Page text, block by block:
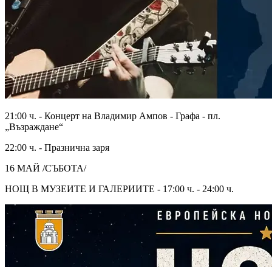
21:00 ч. - Концерт на Владимир Ампов - Графа - пл.
„Възраждане“
22:00 ч. - Празнична заря
16 МАЙ /СЪБОТА/
НОЩ В МУЗЕИТЕ И ГАЛЕРИИТЕ - 17:00 ч. - 24:00 ч.